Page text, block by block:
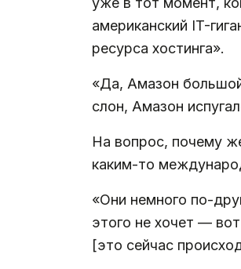
американский IT-
ресурса хостинга».
«Да, Амазон
слон, Амазон
На вопрос, почему
каким-то
«Они немного по-
этого не хочет —
[это сейчас